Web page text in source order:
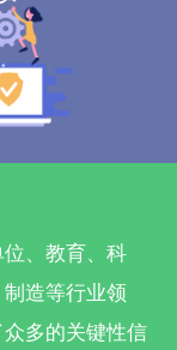
、教育、科
造等行业领
多的关键性信